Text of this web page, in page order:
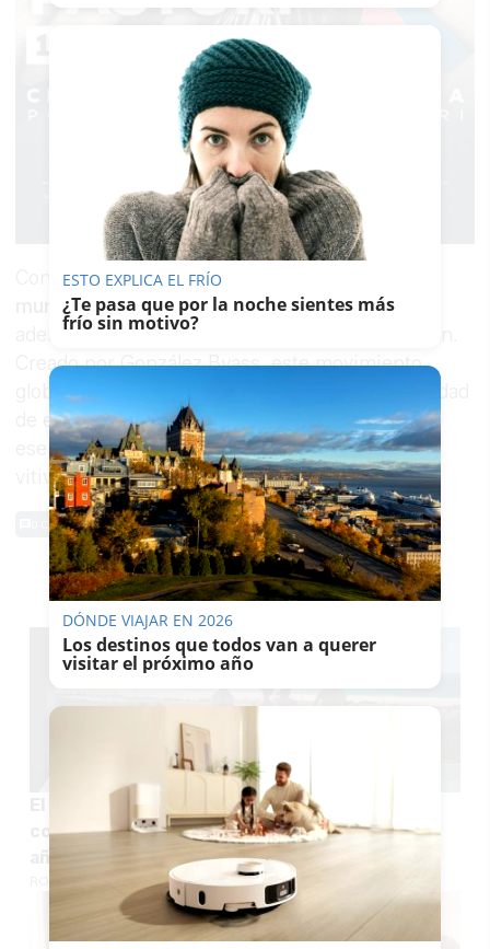
Con este premio,España
mundialdelpanorama vitivinícola actualy,
además, da un paso más en la #Sherryrevolution.
Creado por González Byass, este movimiento
global da conocer en todo el mundo la singularidad
de estos vinos únicos, así como la cultura y
esencia de una de una las grandes regiones
vitivinícolas del planeta: Jerez.
0 Comentarios
TE PUEDE INTERESAR
El museo de Baelo Claudia reabre sus puertas
con nuevos tesoros hallados en los últimos 20
ESTO EXPLICA EL FRÍO
¿Te pasa que por la noche sientes más
frío sin motivo?
DÓNDE VIAJAR EN 2026
Los destinos que todos van a querer
visitar el próximo año